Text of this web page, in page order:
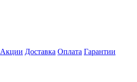
Акции Доставка Оплата Гарантии